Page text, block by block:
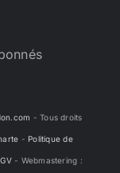
- Tous droits
- Politique de
- Webmastering :